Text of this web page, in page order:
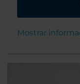
cine IMAX. Los
pueden
Mostrar